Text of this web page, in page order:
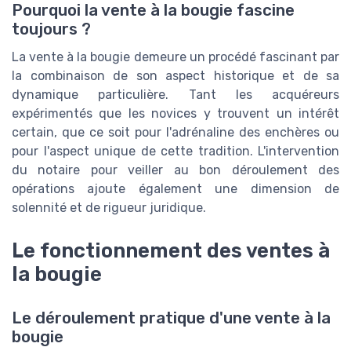
Pourquoi la vente à la bougie fascine
toujours ?
La vente à la bougie demeure un procédé fascinant par
la combinaison de son aspect historique et de sa
dynamique particulière. Tant les acquéreurs
expérimentés que les novices y trouvent un intérêt
certain, que ce soit pour l'adrénaline des enchères ou
pour l'aspect unique de cette tradition. L'intervention
du notaire pour veiller au bon déroulement des
opérations ajoute également une dimension de
solennité et de rigueur juridique.
Le fonctionnement des ventes à
la bougie
Le déroulement pratique d'une vente à la
bougie